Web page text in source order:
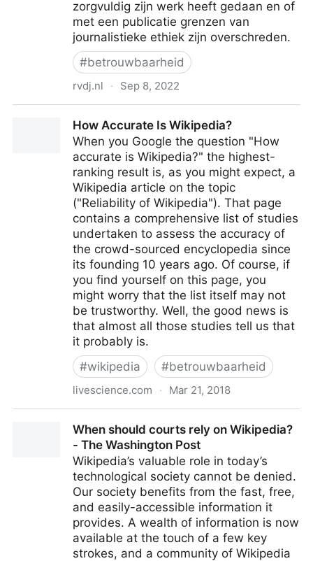
zorgvuldig zijn werk heeft gedaan en of
met een publicatie grenzen van
journalistieke ethiek zijn overschreden.
#betrouwbaarheid
rvdj.nl · Sep 8, 2022
journalistieke activiteiten
How Accurate Is Wikipedia?
When you Google the question "How
accurate is Wikipedia?" the highest-
ranking result is, as you might expect, a
Wikipedia article on the topic
("Reliability of Wikipedia"). That page
contains a comprehensive list of studies
undertaken to assess the accuracy of
the crowd-sourced encyclopedia since
its founding 10 years ago. Of course, if
you find yourself on this page, you
might worry that the list itself may not
be trustworthy. Well, the good news is
that almost all those studies tell us that
it probably is.
#wikipedia #betrouwbaarheid
livescience.com · Mar 21, 2018
When should courts rely on Wikipedia?
- The Washington Post
Wikipedia’s valuable role in today’s
technological society cannot be denied.
Our society benefits from the fast, free,
and easily-accessible information it
provides. A wealth of information is now
available at the touch of a few key
strokes, and a community of Wikipedia